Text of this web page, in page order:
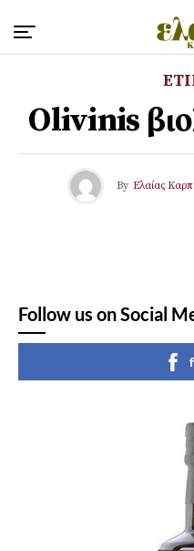
Olivinis
By Ελαίας
Follow us on Social